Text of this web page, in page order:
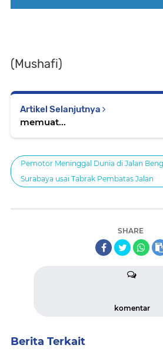
(Mushafi)
Artikel Selanjutnya
memuat...
Pemotor Meninggal Dunia di Jalan
Surabaya usai Tabrak Pembatas Jalan
SHARE
komentar
Berita Terkait